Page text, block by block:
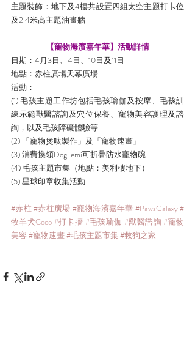
主題裝飾：地下及4樓共設置四組太空主題打卡位
及2.4米高主題油畫牆
【寵物海濱嘉年華】活動詳情
日期：4月3日、4日、10日及11日
地點：赤柱廣場天幕廣場
活動：
(1) 毛孩主題工作坊包括毛孩瑜伽及按摩、毛孩訓
練示範獸醫諮詢及穴位保養、寵物美容護理及諮
詢，以及毛孩障礙體驗等
(2) 「寵物煲呔製作」及「寵物速畫」
(3) 消費換領DogLemi可折疊防水寵物碗
(4) 毛孩主題市集（地點：美利樓地下）
(5) 星球印章收集活動
#赤柱#赤柱廣場 #寵物海濱嘉年華 #PawsGalaxy#
牧羊犬Coco #打卡牆 #毛孩瑜伽 #獸醫諮詢 #寵物
美容 #寵物速畫#毛孩主題市集 #救狗之家